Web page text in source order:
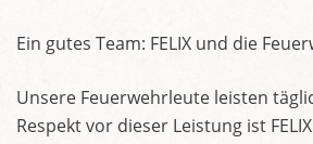
Ein gutes Team: FELIX und die
Unsere Feuerwehrleute leisten
Respekt vor dieser Leistung ist